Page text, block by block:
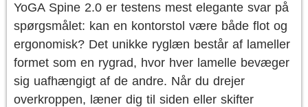
YoGA Spine 2.0 er testens mest elegante svar på
spørgsmålet: kan en kontorstol være både flot og
ergonomisk? Det unikke ryglæn består af lameller
formet som en rygrad, hvor hver lamelle bevæger
sig uafhængigt af de andre. Når du drejer
overkroppen, læner dig til siden eller skifter